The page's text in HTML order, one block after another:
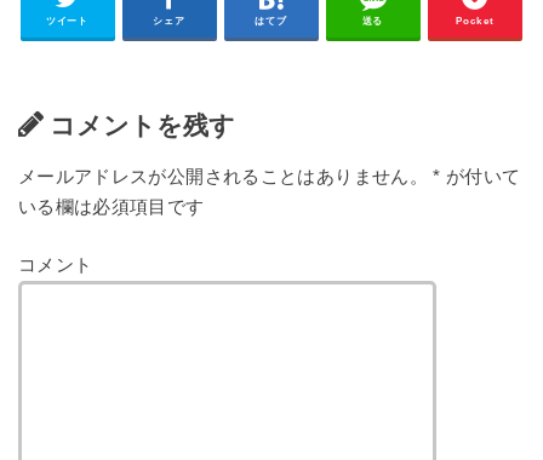
ツイート シェア はてブ 送る Pocket
コメントを残す
メールアドレスが公開されることはありません。 * が付いて
いる欄は必須項目です
コメント